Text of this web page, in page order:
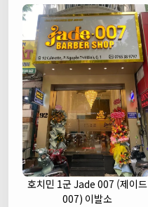
호치민 1군 Jade 007 (제이드
007) 이발소